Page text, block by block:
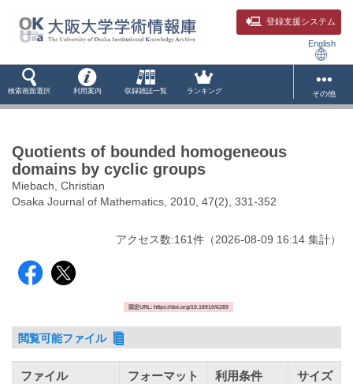
登録支援システム
English
検索画面選択 利用案内 収録雑誌一覧 ランキング その他
Quotients of bounded homogeneous
domains by cyclic groups
Miebach, Christian
Osaka Journal of Mathematics, 2010, 47(2), 331-352
アクセス数:161件 （2026-08-09 16:14 集計）
固定URL: https://doi.org/10.18910/6289
閲覧可能ファイル
ファイル フォーマット 利用条件 サイズ